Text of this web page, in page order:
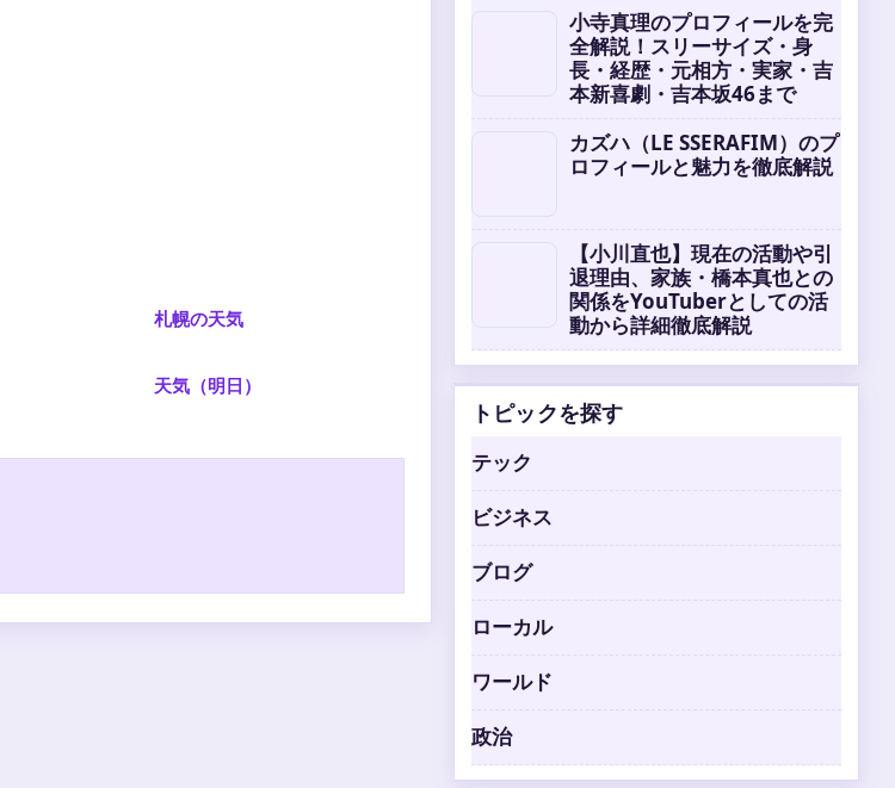
札幌の天気
天気（明日）
小寺真理のプロフィールを完
全解説！スリーサイズ・身
長・経歴・元相方・実家・吉
本新喜劇・吉本坂46まで
カズハ（LE SSERAFIM）のプ
ロフィールと魅力を徹底解説
【小川直也】現在の活動や引
退理由、家族・橋本真也との
関係をYouTuberとしての活
動から詳細徹底解説
トピックを探す
テック
ビジネス
ブログ
ローカル
ワールド
政治